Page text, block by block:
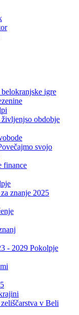
igre
obdobje
svojo
finance
znanje 2025
- 2029 Pokolpje
v Beli